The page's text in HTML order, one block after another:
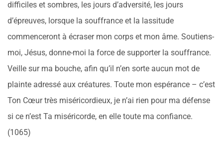
difficiles et sombres, les jours d’adversité, les jours
d’épreuves, lorsque la souffrance et la lassitude
commenceront à écraser mon corps et mon âme. Soutiens-
moi, Jésus, donne-moi la force de supporter la souffrance.
Veille sur ma bouche, afin qu’il n’en sorte aucun mot de
plainte adressé aux créatures. Toute mon espérance – c’est
Ton Cœur très miséricordieux, je n’ai rien pour ma défense
si ce n’est Ta miséricorde, en elle toute ma confiance.
(1065)